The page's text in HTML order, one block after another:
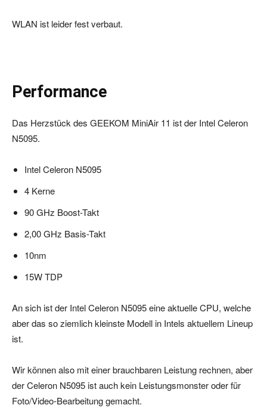
WLAN ist leider fest verbaut.
Performance
Das Herzstück des GEEKOM MiniAir 11 ist der Intel Celeron
N5095.
Intel Celeron N5095
4 Kerne
90 GHz Boost-Takt
2,00 GHz Basis-Takt
10nm
15W TDP
An sich ist der Intel Celeron N5095 eine aktuelle CPU, welche
aber das so ziemlich kleinste Modell in Intels aktuellem Lineup
ist.
Wir können also mit einer brauchbaren Leistung rechnen, aber
der Celeron N5095 ist auch kein Leistungsmonster oder für
Foto/Video-Bearbeitung gemacht.